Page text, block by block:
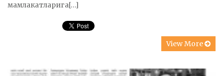
мамлакатларига[…]
View More